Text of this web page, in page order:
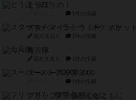
とうほうの！
1件の投稿
スターマイン・ラミー ポケット
紹介文あり 2件の投稿
海兵隊
紹介文あり 1件の投稿
スーパーストア3000
1件の投稿
フリップ７：復讐心とともに